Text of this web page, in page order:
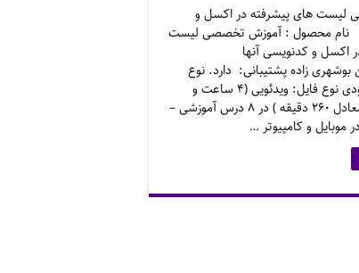
های پیشرفته در اکسل و
نام محصول : آموزش تخصصی لیست
اکسل و کدنویسی آنها
زاده پشتیبانی: دارد. نوع
محصول: دانلودی نوع فایل: ویدئویی (۴ ساعت و
بیست دقیقه معادل ۲۶۰ دقیقه ) در ۸ درس آموزشی –
موبایل و کامپیوتر …